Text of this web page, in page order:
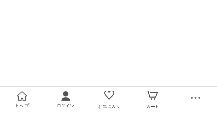
トップ ログイン お気に入り カート